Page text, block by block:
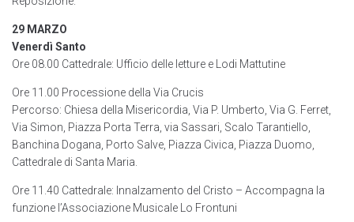
29 MARZO
Venerdì Santo
Ore 08.00 Cattedrale: Ufficio delle letture e Lodi Mattutine
Ore 11.00 Processione della Via Crucis
Percorso: Chiesa della Misericordia, Via P. Umberto, Via G. Ferret,
Via Simon, Piazza Porta Terra, via Sassari, Scalo Tarantiello,
Banchina Dogana, Porto Salve, Piazza Civica, Piazza Duomo,
Cattedrale di Santa Maria.
Ore 11.40 Cattedrale: Innalzamento del Cristo – Accompagna la
funzione l’Associazione Musicale Lo Frontuni